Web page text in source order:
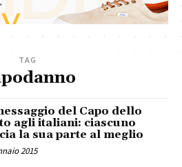
TAG
del Capo dello
agli italiani: ciascuno
la sua parte al meglio
2015